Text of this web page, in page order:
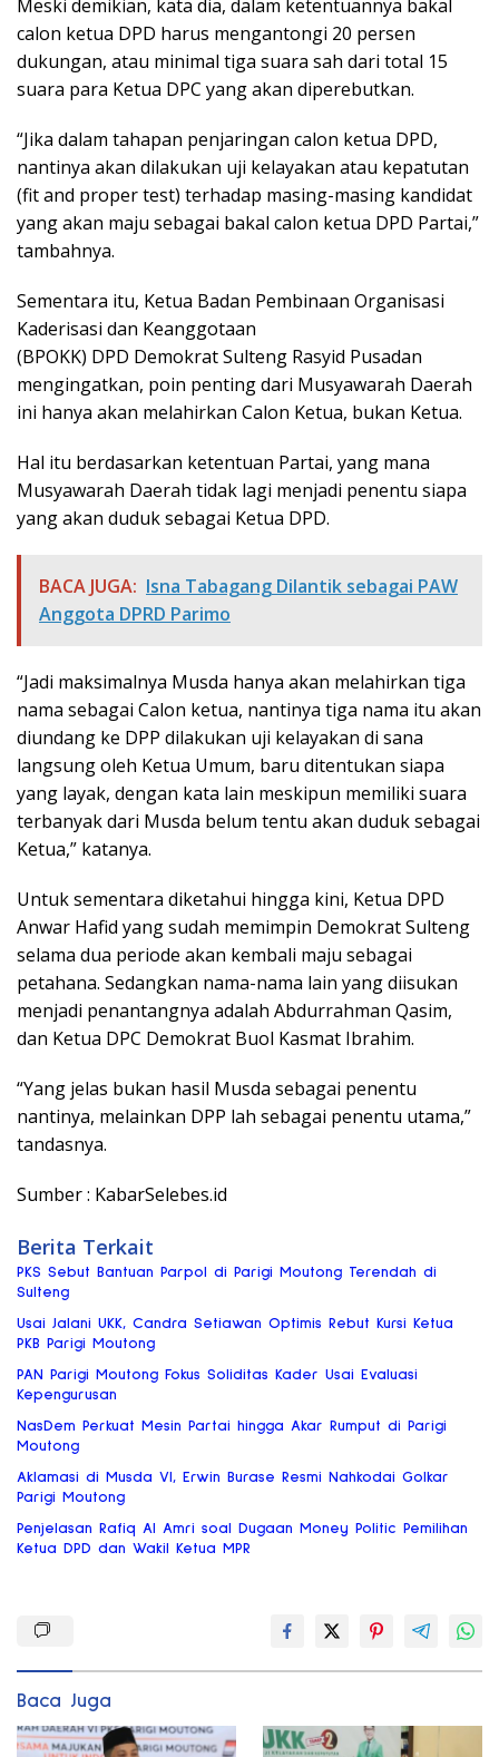
Meski demikian, kata dia, dalam ketentuannya bakal
calon ketua DPD harus mengantongi 20 persen
dukungan, atau minimal tiga suara sah dari total 15
suara para Ketua DPC yang akan diperebutkan.
“Jika dalam tahapan penjaringan calon ketua DPD,
nantinya akan dilakukan uji kelayakan atau kepatutan
(fit and proper test) terhadap masing-masing kandidat
yang akan maju sebagai bakal calon ketua DPD Partai,”
tambahnya.
Sementara itu, Ketua Badan Pembinaan Organisasi
Kaderisasi dan Keanggotaan
(BPOKK) DPD Demokrat Sulteng Rasyid Pusadan
mengingatkan, poin penting dari Musyawarah Daerah
ini hanya akan melahirkan Calon Ketua, bukan Ketua.
Hal itu berdasarkan ketentuan Partai, yang mana
Musyawarah Daerah tidak lagi menjadi penentu siapa
yang akan duduk sebagai Ketua DPD.
BACA JUGA: Isna Tabagang Dilantik sebagai PAW
Anggota DPRD Parimo
“Jadi maksimalnya Musda hanya akan melahirkan tiga
nama sebagai Calon ketua, nantinya tiga nama itu akan
diundang ke DPP dilakukan uji kelayakan di sana
langsung oleh Ketua Umum, baru ditentukan siapa
yang layak, dengan kata lain meskipun memiliki suara
terbanyak dari Musda belum tentu akan duduk sebagai
Ketua,” katanya.
Untuk sementara diketahui hingga kini, Ketua DPD
Anwar Hafid yang sudah memimpin Demokrat Sulteng
selama dua periode akan kembali maju sebagai
petahana. Sedangkan nama-nama lain yang diisukan
menjadi penantangnya adalah Abdurrahman Qasim,
dan Ketua DPC Demokrat Buol Kasmat Ibrahim.
“Yang jelas bukan hasil Musda sebagai penentu
nantinya, melainkan DPP lah sebagai penentu utama,”
tandasnya.
Sumber : KabarSelebes.id
Berita Terkait
PKS Sebut Bantuan Parpol di Parigi Moutong Terendah di
Sulteng
Usai Jalani UKK, Candra Setiawan Optimis Rebut Kursi Ketua
PKB Parigi Moutong
PAN Parigi Moutong Fokus Soliditas Kader Usai Evaluasi
Kepengurusan
NasDem Perkuat Mesin Partai hingga Akar Rumput di Parigi
Moutong
Aklamasi di Musda VI, Erwin Burase Resmi Nahkodai Golkar
Parigi Moutong
Penjelasan Rafiq Al Amri soal Dugaan Money Politic Pemilihan
Ketua DPD dan Wakil Ketua MPR
Baca Juga